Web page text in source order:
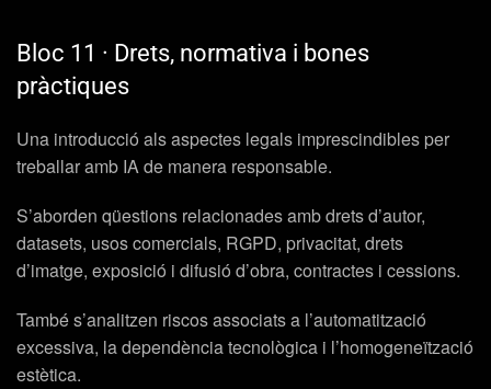
Bloc 11 · Drets, normativa i bones
pràctiques
Una introducció als aspectes legals imprescindibles per
treballar amb IA de manera responsable.
S’aborden qüestions relacionades amb drets d’autor,
datasets, usos comercials, RGPD, privacitat, drets
d’imatge, exposició i difusió d’obra, contractes i cessions.
També s’analitzen riscos associats a l’automatització
excessiva, la dependència tecnològica i l’homogeneïtzació
estètica.